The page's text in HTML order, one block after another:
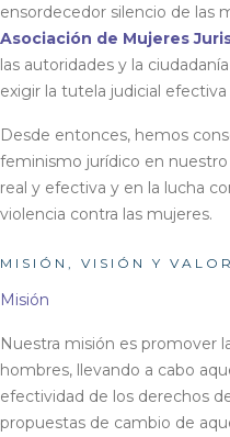
ensordecedor silencio de las
Asociación de Mujeres
las autoridades y la
exigir la tutela judicial
Desde entonces, hemos
feminismo jurídico en nuestro
real y efectiva y en la lucha
violencia contra las mujeres.
MISIÓN, VISIÓN Y
Misión
Nuestra misión es promover
hombres, llevando a cabo
efectividad de los derechos
propuestas de cambio de